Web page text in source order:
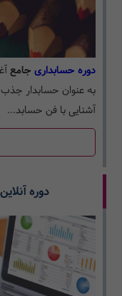
دوره حسابداری جامع
به عنوان حسابدار
آشنایی با فن حسابد...
دوره